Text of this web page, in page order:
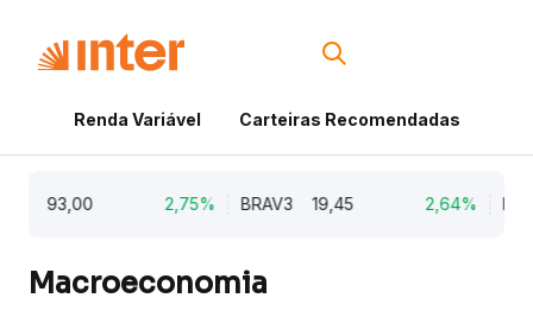
Renda Variável Carteiras Recomendadas
93,00 2,75% BRAV3 19,45 2,64% KLBN11
Macroeconomia